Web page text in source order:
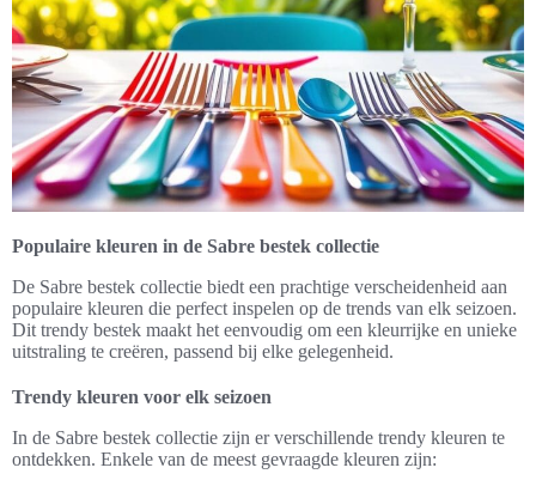
Populaire kleuren in de Sabre bestek collectie
De Sabre bestek collectie biedt een prachtige verscheidenheid aan
populaire kleuren die perfect inspelen op de trends van elk seizoen.
Dit trendy bestek maakt het eenvoudig om een kleurrijke en unieke
uitstraling te creëren, passend bij elke gelegenheid.
Trendy kleuren voor elk seizoen
In de Sabre bestek collectie zijn er verschillende trendy kleuren te
ontdekken. Enkele van de meest gevraagde kleuren zijn: